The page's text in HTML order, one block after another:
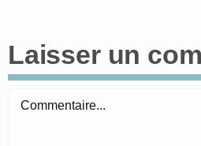
Laisser un
Commentaire